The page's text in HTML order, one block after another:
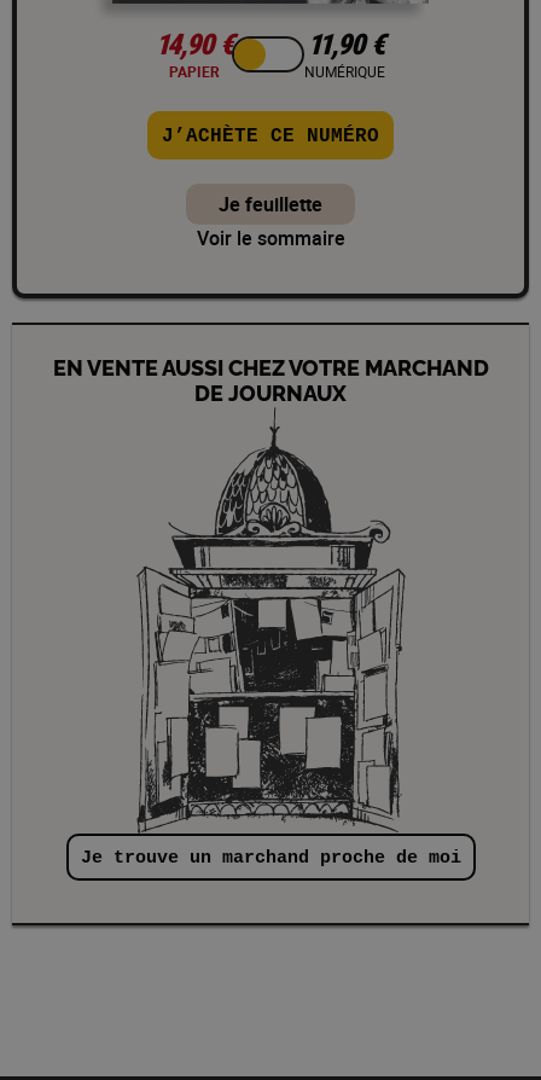
14,90 €
PAPIER
11,90 €
NUMÉRIQUE
J’ACHÈTE CE NUMÉRO
Je feuillette
Voir le sommaire
EN VENTE AUSSI CHEZ VOTRE MARCHAND
DE JOURNAUX
Je trouve un marchand proche de moi